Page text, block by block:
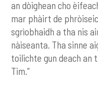
an dòighean cho
mar phàirt de
sgrìobhaidh a tha nis
nàiseanta. Tha sinne
toilichte gun deach an
Tim.”